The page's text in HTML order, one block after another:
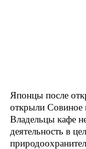
Японцы после
открыли
Владельцы кафе
деятельность в